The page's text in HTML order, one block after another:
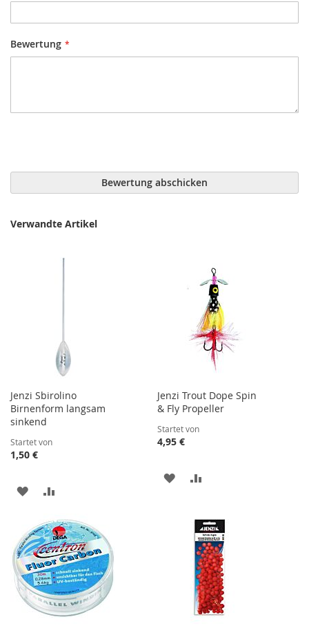
Bewertung
Bewertung abschicken
Verwandte Artikel
Jenzi Sbirolino
Birnenform langsam
sinkend
Startet von
1,50 €
ZUR
HINZUFÜGEN
HINZUFÜGEN
Jenzi Trout Dope Spin
& Fly Propeller
Startet von
4,95 €
ZUR
HINZUFÜGEN
HINZUFÜGEN